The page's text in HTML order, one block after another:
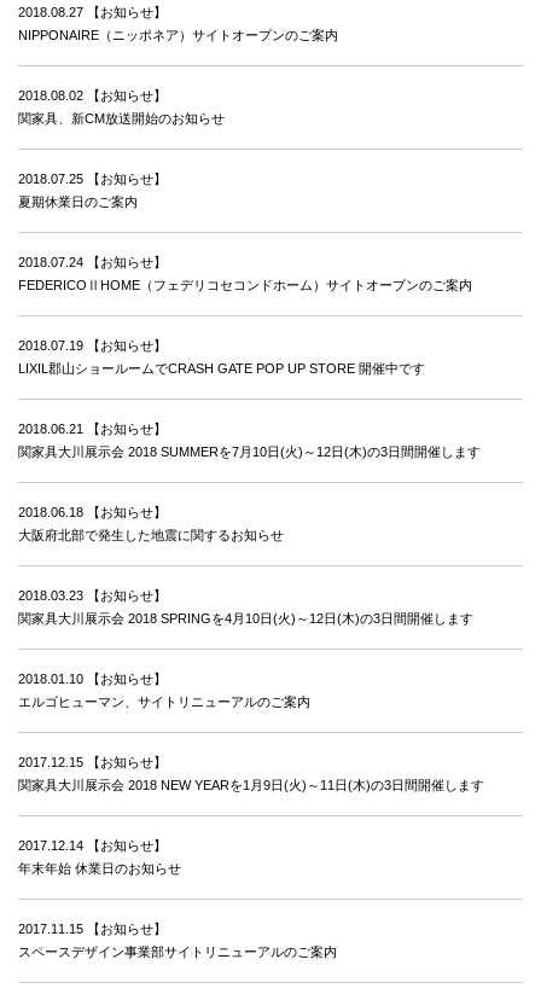
2018.08.27
【お知らせ】
NIPPONAIRE（ニッポネア）サイトオープンのご案内
2018.08.02
【お知らせ】
関家具、新CM放送開始のお知らせ
2018.07.25
【お知らせ】
夏期休業日のご案内
2018.07.24
【お知らせ】
FEDERICOⅡHOME（フェデリコセコンドホーム）サイトオープンのご案内
2018.07.19
【お知らせ】
LIXIL郡山ショールームでCRASH GATE POP UP STORE 開催中です
2018.06.21
【お知らせ】
関家具大川展示会 2018 SUMMERを7月10日(火)～12日(木)の3日間開催します
2018.06.18
【お知らせ】
大阪府北部で発生した地震に関するお知らせ
2018.03.23
【お知らせ】
関家具大川展示会 2018 SPRINGを4月10日(火)～12日(木)の3日間開催します
2018.01.10
【お知らせ】
エルゴヒューマン、サイトリニューアルのご案内
2017.12.15
【お知らせ】
関家具大川展示会 2018 NEW YEARを1月9日(火)～11日(木)の3日間開催します
2017.12.14
【お知らせ】
年末年始 休業日のお知らせ
2017.11.15
【お知らせ】
スペースデザイン事業部サイトリニューアルのご案内